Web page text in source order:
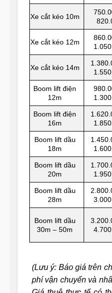
Xe cắt kéo 10m
Xe cắt kéo 12m
Xe cắt kéo 14m
Boom lift điện
12m
Boom lift điện
16m
Boom lift dầu
18m
Boom lift dầu
20m
Boom lift dầu
28m
Boom lift dầu
30m – 50m
(Lưu ý: Báo giá trên
phí vận chuyển và